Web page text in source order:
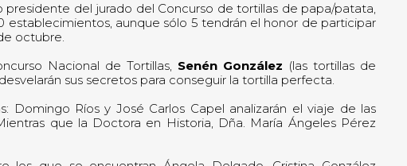
presidente del jurado del Concurso de tortillas de papa/patata,
establecimientos, aunque sólo 5 tendrán el honor de participar
octubre.
Nacional de Tortillas, Senén González (las tortillas de
sus secretos para conseguir la tortilla perfecta.
Domingo Ríos y José Carlos Capel analizarán el viaje de las
que la Doctora en Historia, Dña. María Ángeles Pérez